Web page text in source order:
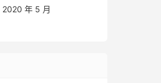
2020 年 5 月